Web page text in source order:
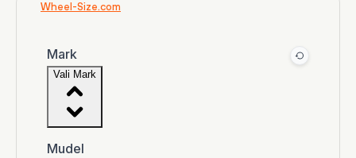
Wheel-Size.com